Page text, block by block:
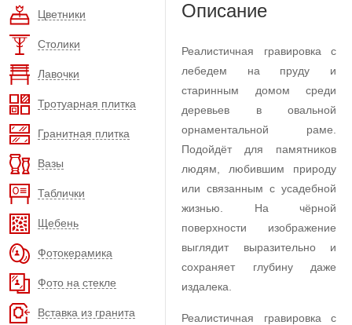
Цветники
Столики
Лавочки
Тротуарная плитка
Гранитная плитка
Вазы
Таблички
Щебень
Фотокерамика
Фото на стекле
Вставка из гранита
Описание
Реалистичная гравировка с
лебедем на пруду и
старинным домом среди
деревьев в овальной
орнаментальной раме.
Подойдёт для памятников
людям, любившим природу
или связанным с усадебной
жизнью. На чёрной
поверхности изображение
выглядит выразительно и
сохраняет глубину даже
издалека.
Реалистичная гравировка с